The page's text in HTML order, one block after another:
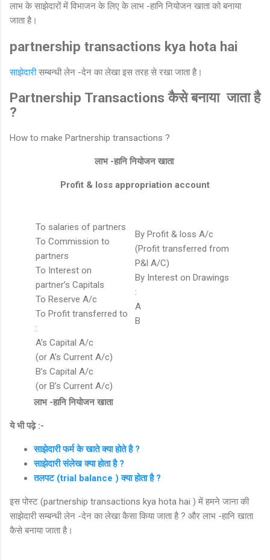
लाभ के साझेदारों में विभाजन के लिए के लाभ -हानि नियोजन खाता को बनाया
जाता है।
partnership transactions kya hota hai
साझेदारीसम्बन्धी लेन -देन का लेखा इस तरह से रखा जाता है।
Partnership Transactions कैसे बनाया जाता है
?
How to make Partnership transactions ?
लाभ -हानि नियोजन खाता
Profit & loss appropriation account
To salaries of partners
To Commission to
partners
To Interest on
partner’s Capitals
To Reserve A/c
To Profit transferred to
:
A’s Capital A/c
(or A’s Current A/c)
B’s Capital A/c
(or B’s Current A/c)
By Profit & loss A/c
(Profit transferred from
P&l A/C)
By Interest on Drawings
:
A
B
लाभ -हानि नियोजन खाता
ये भी पढ़े :-
साझेदारी फर्म के खाते क्या होते है ?
साझेदारी संलेख क्या होता है ?
तलपट (trial balance ) क्या होता है ?
इस पोस्ट (partnership transactions kya hota hai ) में हमने जाना की
साझेदारी सम्बन्धी लेन -देन का लेखा कैसा किया जाता है ? और लाभ -हानि खाता
कैसे बनाया जाता है।